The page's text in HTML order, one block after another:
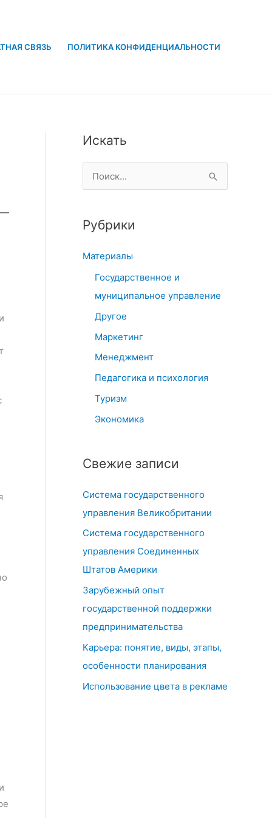
СВЯЗЬ ПОЛИТИКА КОНФИДЕНЦИАЛЬНОСТИ
Искать
о
с
:
Рубрики
Материалы
Государственное и
муниципальное управление
Другое
Маркетинг
Менеджмент
Педагогика и психология
Туризм
Экономика
Свежие записи
Система государственного
управления Великобритании
Система государственного
управления Соединенных
Штатов Америки
Зарубежный опыт
государственной поддержки
предпринимательства
Карьера: понятие, виды, этапы,
особенности планирования
Использование цвета в рекламе